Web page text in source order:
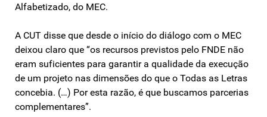
Alfabetizado, do MEC.
A CUT disse que desde o início do diálogo com o MEC
deixou claro que “os recursos previstos pelo FNDE não
eram suficientes para garantir a qualidade da execução
de um projeto nas dimensões do que o Todas as Letras
concebia. (…) Por esta razão, é que buscamos parcerias
complementares”.